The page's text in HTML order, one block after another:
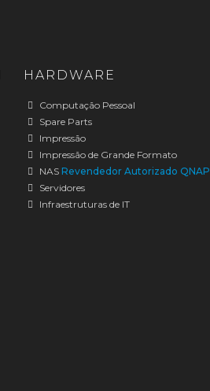
HARDWARE
Computação Pessoal
Spare Parts
Impressão
Impressão de Grande Formato
NAS Revendedor Autorizado QNAP
Servidores
Infraestruturas de IT